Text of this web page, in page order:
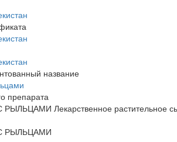
название
препарата
Лекарственное растительное
РЫЛЬЦАМИ